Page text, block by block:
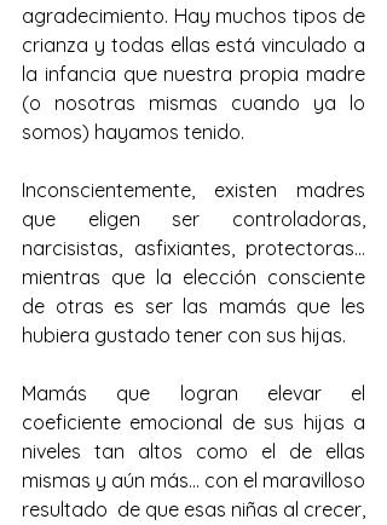
agradecimiento. Hay muchos tipos de
crianza y todas ellas está vinculado a
la infancia que nuestra propia madre
(o nosotras mismas cuando ya lo
somos) hayamos tenido.
Inconscientemente, existen madres
que eligen ser controladoras,
narcisistas, asfixiantes, protectoras…
mientras que la elección consciente
de otras es ser las mamás que les
hubiera gustado tener con sus hijas.
Mamás que logran elevar el
coeficiente emocional de sus hijas a
niveles tan altos como el de ellas
mismas y aún más… con el maravilloso
resultado  de que esas niñas al crecer,